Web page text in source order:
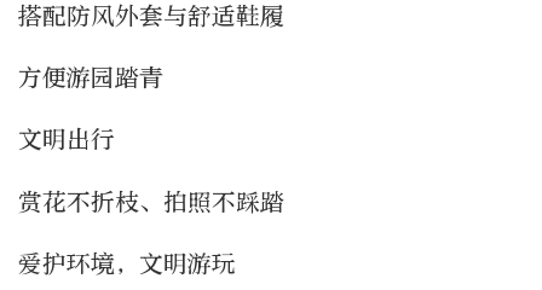
搭配防风外套与舒适鞋履
方便游园踏青
文明出行
赏花不折枝、拍照不踩踏
爱护环境，文明游玩